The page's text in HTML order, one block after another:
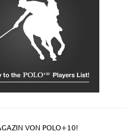
VON POLO+10!